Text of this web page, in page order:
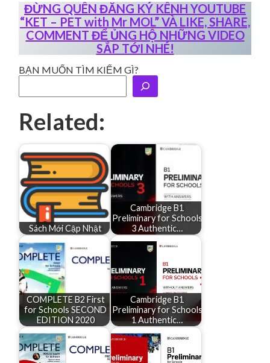
ĐỪNG QUÊN ĐĂNG KÝ KÊNH YOUTUBE
“KET – PET with Mr MOL” VÀ LIKE, SHARE,
COMMENT ĐỂ ỦNG HỘ NHỮNG VIDEO
SẮP TỚI NHÉ!
BẠN MUỐN TÌM KIẾM GÌ?
Related:
Sách Mới Cập Nhật
Cambridge B1
Preliminary for Schools
3 Authentic…
COMPLETE B2 First
for Schools SECOND
EDITION 2020
Cambridge B1
Preliminary for Schools
1 Authentic…